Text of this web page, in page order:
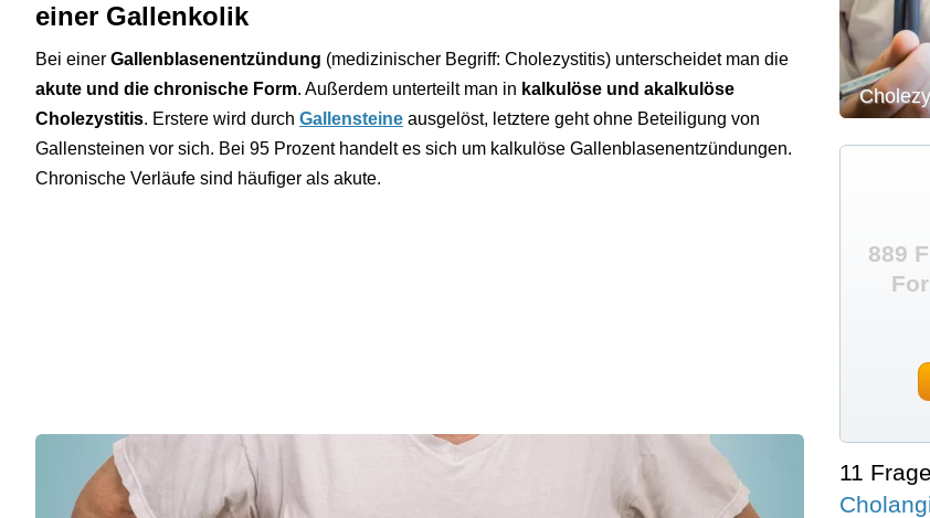
einer Gallenkolik
Bei einer Gallenblasenentzündung (medizinischer Begriff: Cholezystitis) unterscheidet man die
akute und die chronische Form. Außerdem unterteilt man in kalkulöse und akalkulöse
Cholezystitis. Erstere wird durch Gallensteine ausgelöst, letztere geht ohne Beteiligung von
Gallensteinen vor sich. Bei 95 Prozent handelt es sich um kalkulöse Gallenblasenentzündungen.
Chronische Verläufe sind häufiger als akute.
889
11